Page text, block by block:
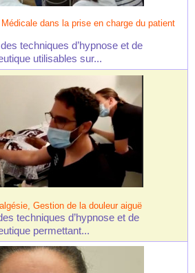
Médicale dans la prise en charge du patient
techniques d’hypnose et de
utilisables sur...
Gestion de la douleur aiguë
techniques d’hypnose et de
permettant...